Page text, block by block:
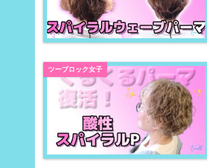
ツーブロック女子